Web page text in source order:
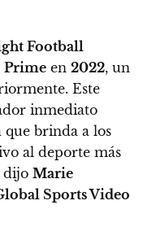
Football
Prime en 2022, un
Este
inmediato
que brinda a los
al deporte más
dijo Marie
Sports Video